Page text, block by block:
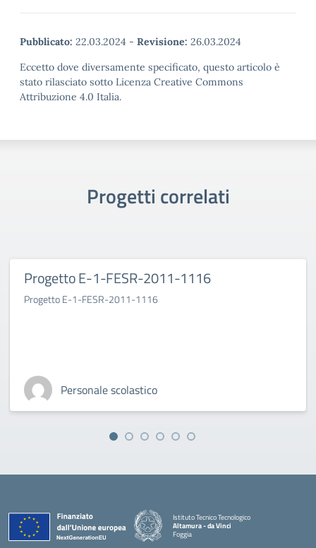
Pubblicato: 22.03.2024 - Revisione: 26.03.2024
Eccetto dove diversamente specificato, questo articolo è
stato rilasciato sotto Licenza Creative Commons
Attribuzione 4.0 Italia.
Progetti correlati
Progetto E-1-FESR-2011-1116
Progetto E-1-FESR-2011-1116
Personale scolastico
Istituto Tecnico Tecnologico
Altamura - da Vinci
Foggia
— Visita la pagina iniziale della scuola